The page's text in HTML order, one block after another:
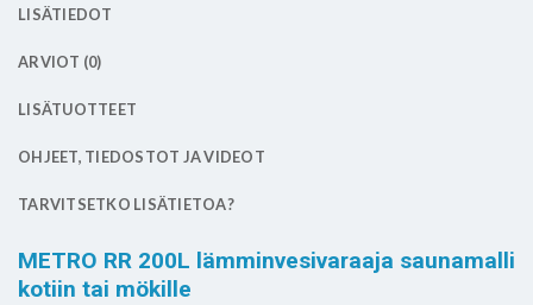
LISÄTIEDOT
ARVIOT (0)
LISÄTUOTTEET
OHJEET, TIEDOSTOT JA VIDEOT
TARVITSETKO LISÄTIETOA?
METRO RR 200L lämminvesivaraaja saunamalli
kotiin tai mökille